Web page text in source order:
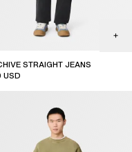
STRAIGHT JEANS
USD